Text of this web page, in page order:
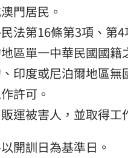
門居民。
法第16條第3項、第
區單一中華民國國籍
印度或尼泊爾地區
許可。
運被害人，並取得工
開訓日為基準日。